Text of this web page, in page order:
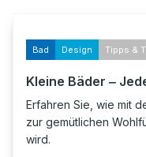
Bad Design Tipps &
Kleine Bäder ‒
Erfahren Sie, wie mit
zur gemütlichen
wird.